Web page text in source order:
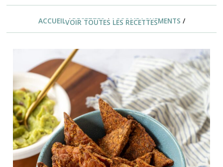
ACCUEIL/RECETTES/ ACCOMPAGNEMENTS /
VOIR TOUTES LES RECETTES